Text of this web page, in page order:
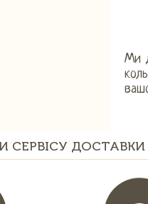
Ми
ДОСТАВКИ